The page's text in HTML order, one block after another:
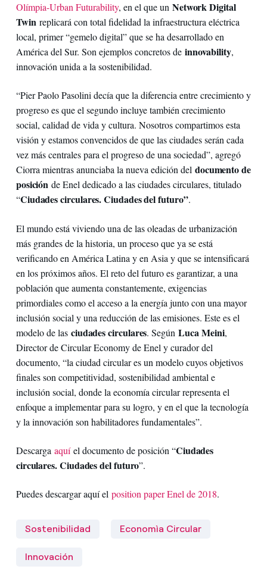
Olímpia-Urban Futurability, en el que un Network Digital
Twinreplicará con total fidelidad la infraestructura eléctrica
local, primer “gemelo digital” que se ha desarrollado en
América del Sur. Son ejemplos concretos de innovability,
innovación unida a la sostenibilidad.
“Pier Paolo Pasolini decía que la diferencia entre crecimiento y
progreso es que el segundo incluye también crecimiento
social, calidad de vida y cultura. Nosotros compartimos esta
visión y estamos convencidos de que las ciudades serán cada
vez más centrales para el progreso de una sociedad”, agregó
Ciorra mientras anunciaba la nueva edición del documento de
posición de Enel dedicado a las ciudades circulares, titulado
“Ciudades circulares. Ciudades del futuro”.
El mundo está viviendo una de las oleadas de urbanización
más grandes de la historia, un proceso que ya se está
verificando en América Latina y en Asia y que se intensificará
en los próximos años. El reto del futuro es garantizar, a una
población que aumenta constantemente, exigencias
primordiales como el acceso a la energía junto con una mayor
inclusión social y una reducción de las emisiones. Este es el
modelo de las ciudades circulares. SegúnLuca Meini,
Director de Circular Economy de Enel y curador del
documento, “la ciudad circular es un modelo cuyos objetivos
finales son competitividad, sostenibilidad ambiental e
inclusión social, donde la economía circular representa el
enfoque a implementar para su logro, y en el que la tecnología
y la innovación son habilitadores fundamentales”.
Descarga aquíel documento de posición “Ciudades
circulares. Ciudades del futuro”.
Puedes descargar aquí el position paper Enel de 2018.
Sostenibilidad Economìa Circular
Innovación